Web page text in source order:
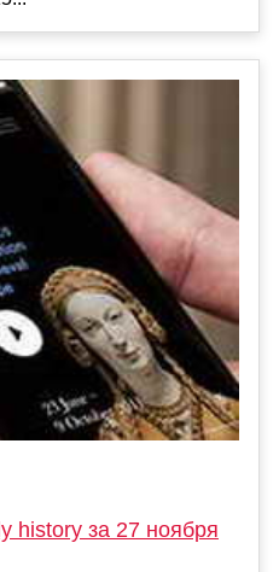
history за 27 ноября